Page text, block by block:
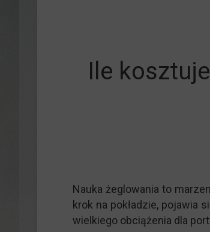
Ile
Nauka żeglowania to
krok na pokładzie,
wielkiego obciążenia dla